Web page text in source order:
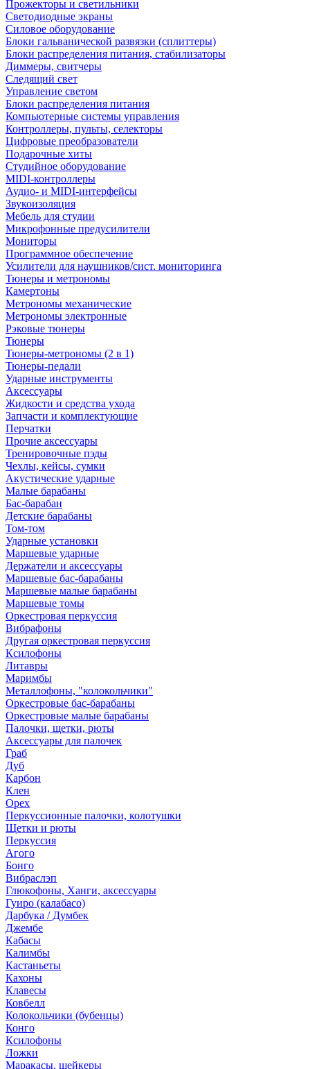
Прожекторы и светильники
Светодиодные экраны
Силовое оборудование
Блоки гальванической развязки (сплиттеры)
Блоки распределения питания, стабилизаторы
Диммеры, свитчеры
Следящий свет
Управление светом
Блоки распределения питания
Компьютерные системы управления
Контроллеры, пульты, селекторы
Цифровые преобразователи
Подарочные хиты
Студийное оборудование
MIDI-контроллеры
Аудио- и MIDI-интерфейсы
Звукоизоляция
Мебель для студии
Микрофонные предусилители
Мониторы
Программное обеспечение
Усилители для наушников/сист. мониторинга
Тюнеры и метрономы
Камертоны
Метрономы механические
Метрономы электронные
Рэковые тюнеры
Тюнеры
Тюнеры-метрономы (2 в 1)
Тюнеры-педали
Ударные инструменты
Аксессуары
Жидкости и средства ухода
Запчасти и комплектующие
Перчатки
Прочие аксессуары
Тренировочные пэды
Чехлы, кейсы, сумки
Акустические ударные
Mалые барабаны
Бас-барабан
Детские барабаны
Том-том
Ударные установки
Маршевые ударные
Держатели и аксессуары
Маршевые бас-барабаны
Маршевые малые барабаны
Маршевые томы
Оркестровая перкуссия
Вибрафоны
Другая оркестровая перкуссия
Ксилофоны
Литавры
Маримбы
Металлофоны, "колокольчики"
Оркестровые бас-барабаны
Оркестровые малые барабаны
Палочки, щетки, рюты
Аксессуары для палочек
Граб
Дуб
Карбон
Клен
Орех
Перкуссионные палочки, колотушки
Щетки и рюты
Перкуссия
Агого
Бонго
Вибраслэп
Глюкофоны, Ханги, аксессуары
Гуиро (калабасо)
Дарбука / Думбек
Джембе
Кабасы
Калимбы
Кастаньеты
Кахоны
Клавесы
Ковбелл
Колокольчики (бубенцы)
Конго
Ксилофоны
Ложки
Маракасы, шейкеры